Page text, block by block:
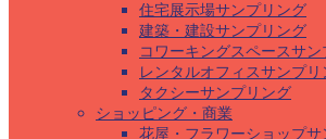
住宅展示場サンプリング
建築・建設サンプリング
コワーキングスペースサン
レンタルオフィスサンプリ
タクシーサンプリング
ショッピング・商業
花屋・フラワーショップサ